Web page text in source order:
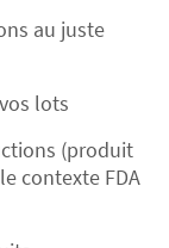
au juste
lots
(produit
contexte FDA